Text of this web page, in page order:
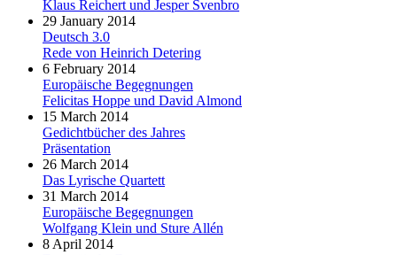
Klaus Reichert und Jesper Svenbro
29 January 2014
Deutsch 3.0
Rede von Heinrich Detering
6 February 2014
Europäische Begegnungen
Felicitas Hoppe und David Almond
15 March 2014
Gedichtbücher des Jahres
Präsentation
26 March 2014
Das Lyrische Quartett
31 March 2014
Europäische Begegnungen
Wolfgang Klein und Sture Allén
8 April 2014